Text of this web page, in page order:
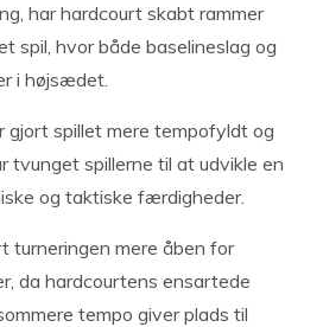
har hardcourt skabt rammer
spil, hvor både baselineslag og
i højsædet.
gjort spillet mere tempofyldt og
tvunget spillerne til at udvikle en
og taktiske færdigheder.
turneringen mere åben for
da hardcourtens ensartede
tempo giver plads til